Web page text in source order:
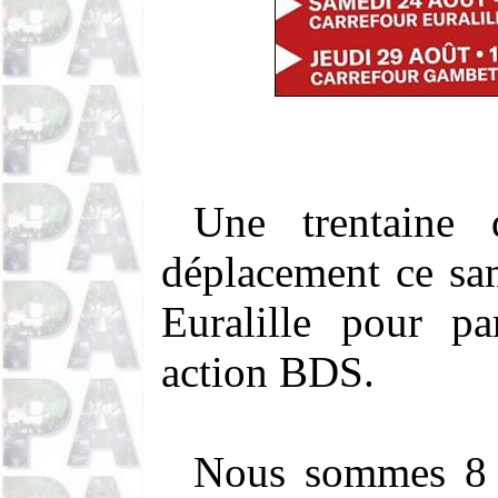
Une
déplacement ce
Euralille pour
action BDS.
Nous sommes